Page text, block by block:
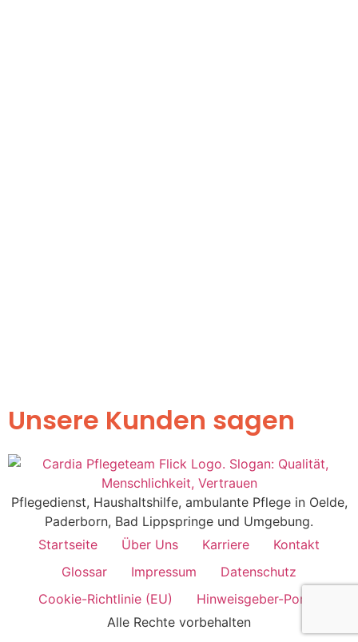
Unsere Kunden sagen
Pflegedienst, Haushaltshilfe, ambulante Pflege in Oelde,
Paderborn, Bad Lippspringe und Umgebung.
Startseite
Über Uns Karriere
Kontakt
Glossar
Impressum
Datenschutz
Cookie-Richtlinie (EU)
Hinweisgeber-Portal
Alle Rechte vorbehalten